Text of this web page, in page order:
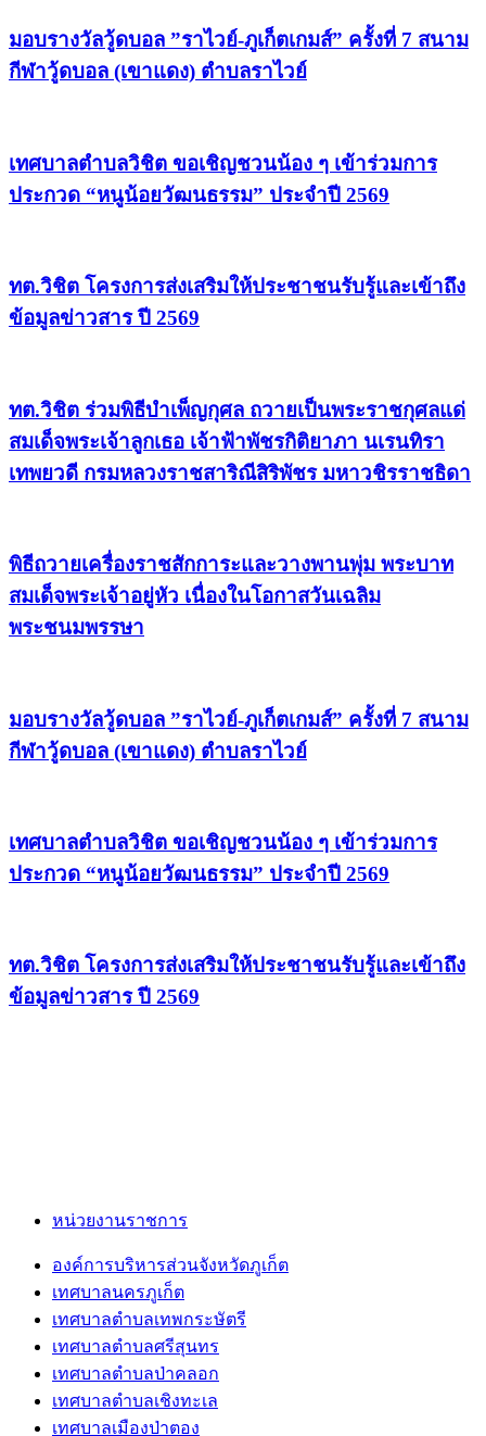
มอบรางวัลวู้ดบอล ”ราไวย์-ภูเก็ตเกมส์” ครั้งที่ 7 สนาม
กีฬาวู้ดบอล (เขาแดง) ตำบลราไวย์
เทศบาลตำบลวิชิต ขอเชิญชวนน้อง ๆ เข้าร่วมการ
ประกวด “หนูน้อยวัฒนธรรม” ประจำปี 2569
ทต.วิชิต โครงการส่งเสริมให้ประชาชนรับรู้และเข้าถึง
ข้อมูลข่าวสาร ปี 2569
ทต.วิชิต ร่วมพิธีบำเพ็ญกุศล ถวายเป็นพระราชกุศลแด่
สมเด็จพระเจ้าลูกเธอ เจ้าฟ้าพัชรกิติยาภา นเรนทิรา
เทพยวดี กรมหลวงราชสาริณีสิริพัชร มหาวชิรราชธิดา
พิธีถวายเครื่องราชสักการะและวางพานพุ่ม พระบาท
สมเด็จพระเจ้าอยู่หัว เนื่องในโอกาสวันเฉลิม
พระชนมพรรษา
มอบรางวัลวู้ดบอล ”ราไวย์-ภูเก็ตเกมส์” ครั้งที่ 7 สนาม
กีฬาวู้ดบอล (เขาแดง) ตำบลราไวย์
เทศบาลตำบลวิชิต ขอเชิญชวนน้อง ๆ เข้าร่วมการ
ประกวด “หนูน้อยวัฒนธรรม” ประจำปี 2569
ทต.วิชิต โครงการส่งเสริมให้ประชาชนรับรู้และเข้าถึง
ข้อมูลข่าวสาร ปี 2569
หน่วยงานราชการ
องค์การบริหารส่วนจังหวัดภูเก็ต
เทศบาลนครภูเก็ต
เทศบาลตำบลเทพกระษัตรี
เทศบาลตำบลศรีสุนทร
เทศบาลตำบลป่าคลอก
เทศบาลตำบลเชิงทะเล
เทศบาลเมืองป่าตอง